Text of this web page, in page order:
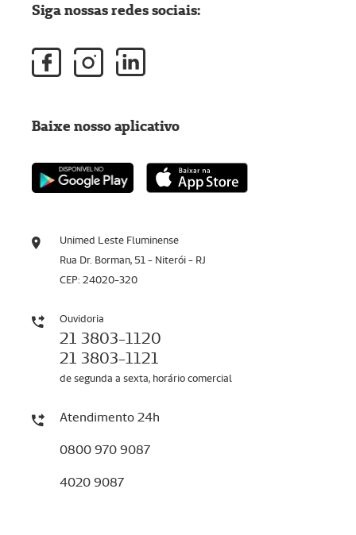
Unimed Leste Fluminense
Rua Dr. Borman, 51 - Niterói - RJ
CEP: 24020-320
Ouvidoria
21 3803-1120
21 3803-1121
de segunda a sexta, horário comercial
Atendimento 24h
0800 970 9087
4020 9087
Siga nossas redes sociais:
Baixe nosso aplicativo